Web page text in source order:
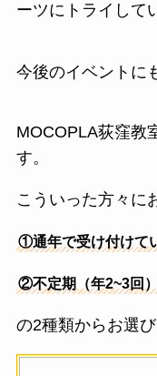
ーツにトライして
今後のイベントに
MOCOPLA荻窪教
す。
こういった方々に
①通年で受け付けて
②不定期（年2~3回
の2種類からお選び